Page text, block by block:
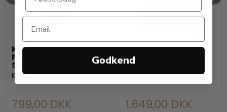
Kingsland Classic
Fleece Jakke, Dame.
Sort
Kingsland
799,00 DKK
Kingsland Classic
Unisex Jakke. Sort
1.649,00 DKK
Godkend